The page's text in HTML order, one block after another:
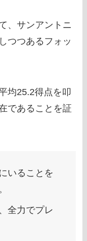
、サンアントニ
つつあるフォッ
均25.2得点を叩
であることを証
いることを
全力でプレ